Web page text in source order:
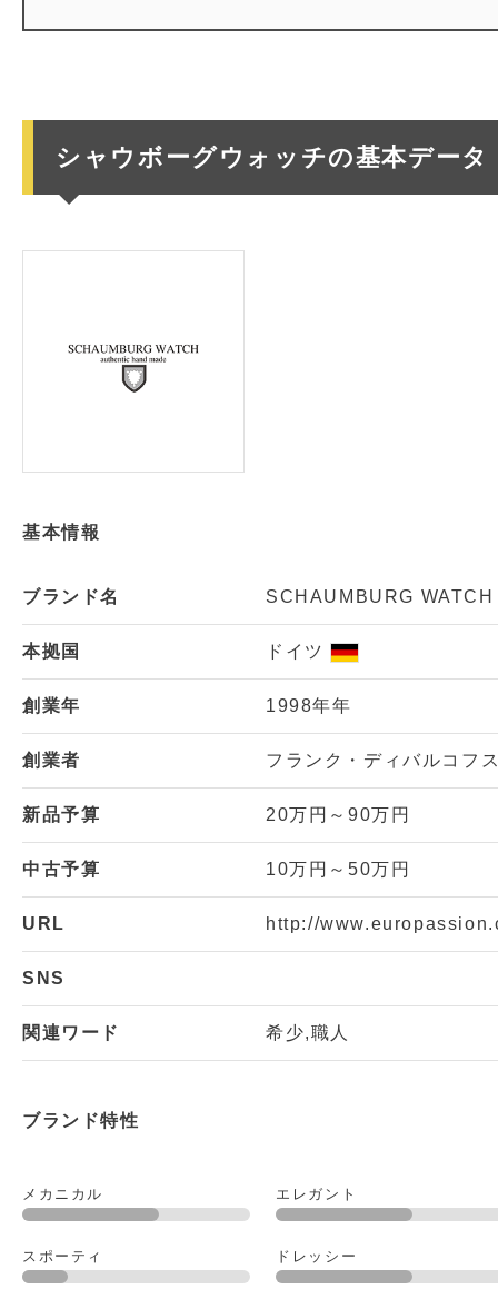
シャウボーグウォッチの基本データ
基本情報
ブランド名 SCHAUMBURG WATCH
本拠国 ドイツ
創業年 1998年年
創業者 フランク・ディバルコフ
新品予算 20万円～90万円
中古予算 10万円～50万円
URL http://
SNS
関連ワード 希少,職人
ブランド特性
メカニカル エレガント
スポーティ ドレッシー